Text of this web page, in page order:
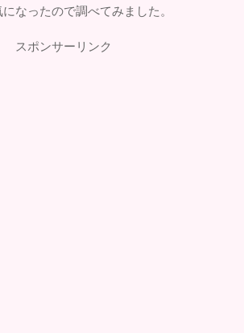
なったので調べてみました。
スポンサーリンク